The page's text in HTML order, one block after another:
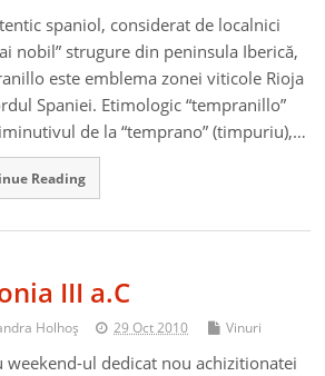
spaniol, considerat de localnici
nobil” strugure din peninsula Iberică,
este emblema zonei viticole Rioja
Spaniei. Etimologic “tempranillo”
de la “temprano” (timpuriu),…
Reading
III a.C
Holhoş 29 Oct 2010 Vinuri
weekend-ul dedicat nou achizitionatei